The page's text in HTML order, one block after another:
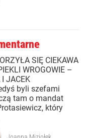
SIĘ CIEKAWA
WROGOWIE –
I JACEK
byli szefami
tam o mandat
który